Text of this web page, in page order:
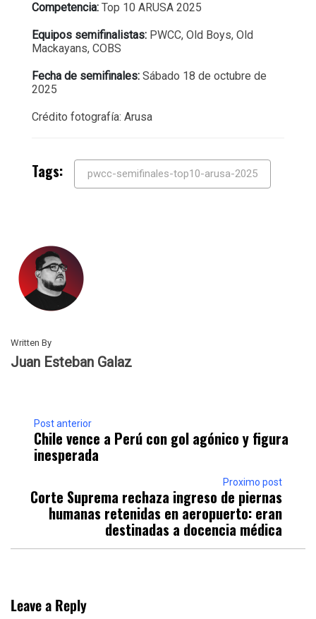
Competencia: Top 10 ARUSA 2025
Equipos semifinalistas: PWCC, Old Boys, Old
Mackayans, COBS
Fecha de semifinales: Sábado 18 de octubre de
2025
Crédito fotografía: Arusa
Tags: pwcc-semifinales-top10-arusa-2025
Written By
Juan Esteban Galaz
Post anterior
Chile vence a Perú con gol agónico y figura
inesperada
Proximo post
Corte Suprema rechaza ingreso de piernas
humanas retenidas en aeropuerto: eran
destinadas a docencia médica
Leave a Reply